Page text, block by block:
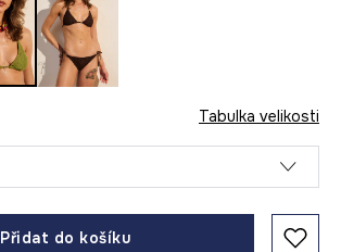
Tabulka velikosti
Přidat do košíku